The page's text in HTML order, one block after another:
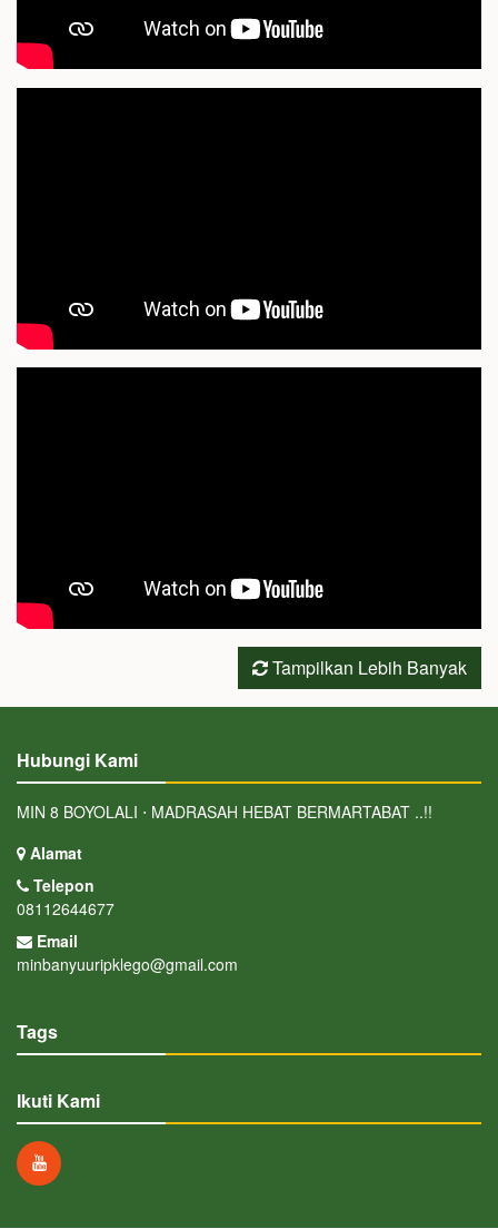
Tampilkan Lebih Banyak
Hubungi Kami
MIN 8 BOYOLALI ⋅ MADRASAH HEBAT BERMARTABAT ..!!
Alamat
Telepon
08112644677
Email
minbanyuuripklego@gmail.com
Tags
Ikuti Kami